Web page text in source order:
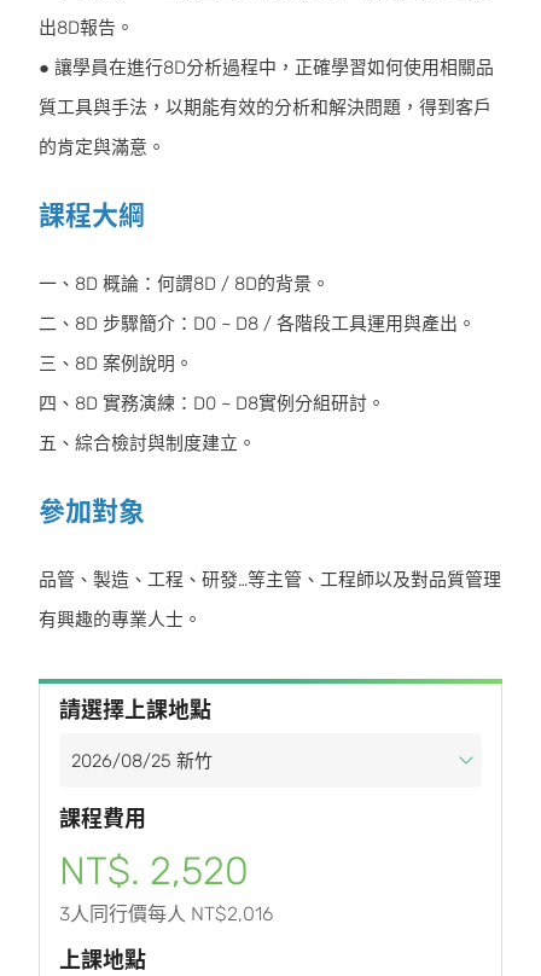
出8D報告。
● 讓學員在進行8D分析過程中，正確學習如何使用相關品
質工具與手法，以期能有效的分析和解決問題，得到客戶
的肯定與滿意。
課程大綱
一、8D 概論：何謂8D / 8D的背景。
二、8D 步驟簡介：D0 ~ D8 / 各階段工具運用與產出。
三、8D 案例說明。
四、8D 實務演練：D0 ~ D8實例分組研討。
五、綜合檢討與制度建立。
參加對象
品管、製造、工程、研發…等主管、工程師以及對品質管理
有興趣的專業人士。
請選擇上課地點
課程費用
NT$. 2,520
3人同行價每人 NT$2,016
上課地點